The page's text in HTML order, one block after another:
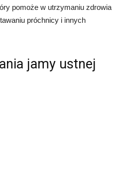
pomoże w utrzymaniu zdrowia
próchnicy i innych
jamy ustnej